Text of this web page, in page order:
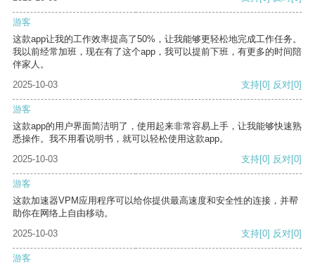
游客
这款app让我的工作效率提高了50%，让我能够更轻松地完成工作任务。
我以前经常加班，现在有了这个app，我可以提前下班，有更多的时间陪
伴家人。
2025-10-03
支持[0] 反对[0]
游客
这款app的用户界面简洁明了，使用起来非常容易上手，让我能够快速熟
悉操作。我不用看说明书，就可以轻松使用这款app。
2025-10-03
支持[0] 反对[0]
游客
这款加速器VPM应用程序可以给你提供最高速度和安全性的连接，并帮
助你在网络上自由移动。
2025-10-03
支持[0] 反对[0]
游客